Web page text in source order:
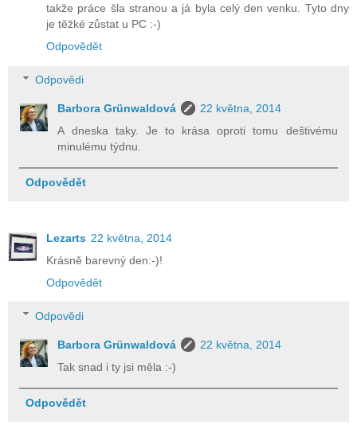
takže práce šla stranou a já byla celý den venku. Tyto dny
je těžké zůstat u PC :-)
Odpovědět
Odpovědi
Barbora Grünwaldová
22 května, 2014
A dneska taky. Je to krása oproti tomu deštivému
minulému týdnu.
Odpovědět
Lezarts 22 května, 2014
Krásně barevný den:-)!
Odpovědět
Odpovědi
Barbora Grünwaldová
22 května, 2014
Tak snad i ty jsi měla :-)
Odpovědět